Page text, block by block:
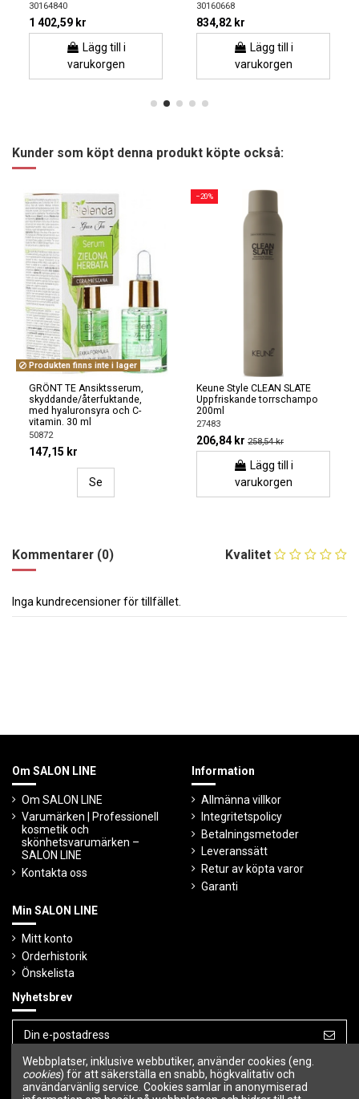
30164840
1 402,59 kr
Lägg till i
varukorgen
30160668
834,82 kr
Lägg till i
varukorgen
Kunder som köpt denna produkt köpte också:
Produkten finns inte i lager
GRÖNT TE Ansiktsserum,
skyddande/återfuktande,
med hyaluronsyra och C-
vitamin. 30 ml
50872
147,15 kr
Se
−20%
Keune Style CLEAN SLATE
Uppfriskande torrschampo
200ml
27483
206,84 kr 258,54 kr
Lägg till i
varukorgen
Kvalitet
Kommentarer (0)
Inga kundrecensioner för tillfället.
Om SALON LINE
Om SALON LINE
Varumärken | Professionell
kosmetik och
skönhetsvarumärken –
SALON LINE
Kontakta oss
Information
Allmänna villkor
Integritetspolicy
Betalningsmetoder
Leveranssätt
Retur av köpta varor
Garanti
Min SALON LINE
Mitt konto
Orderhistorik
Önskelista
Nyhetsbrev
Du kan avbryta prenumerationen när som
helst.
Webbplatser, inklusive webbutiker, använder cookies (eng.
cookies) för att säkerställa en snabb, högkvalitativ och
användarvänlig service. Cookies samlar in anonymiserad